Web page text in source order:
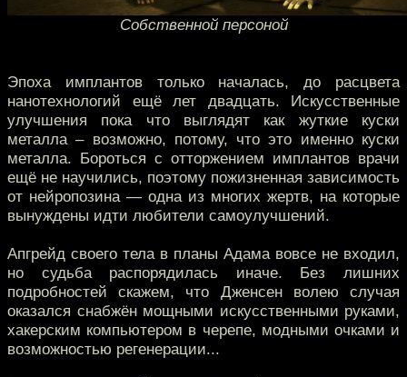
Собственной персоной
Эпоха имплантов только началась, до расцвета
нанотехнологий ещё лет двадцать. Искусственные
улучшения пока что выглядят как жуткие куски
металла – возможно, потому, что это именно куски
металла. Бороться с отторжением имплантов врачи
ещё не научились, поэтому пожизненная зависимость
от нейропозина — одна из многих жертв, на которые
вынуждены идти любители самоулучшений.
Апгрейд своего тела в планы Адама вовсе не входил,
но судьба распорядилась иначе. Без лишних
подробностей скажем, что Дженсен волею случая
оказался снабжён мощными искусственными руками,
хакерским компьютером в черепе, модными очками и
возможностью регенерации...